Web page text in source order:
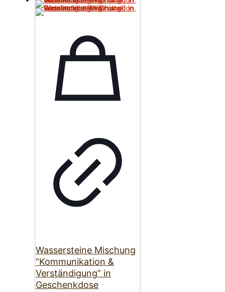
Wassersteine Mischung
“Kommunikation &
Verständigung” in
Geschenkdose